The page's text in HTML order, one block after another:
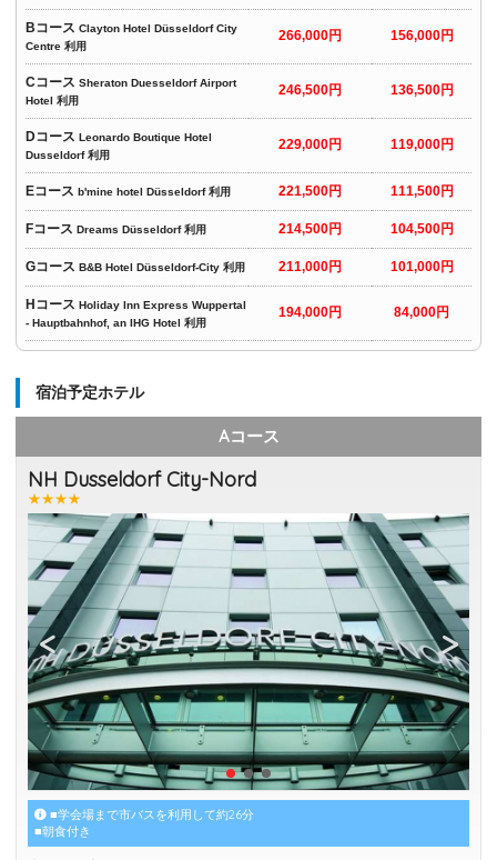
Bコース Clayton Hotel Düsseldorf City
Centre 利用
266,000円 156,000円
Cコース Sheraton Duesseldorf Airport
Hotel 利用
246,500円 136,500円
Dコース Leonardo Boutique Hotel
Dusseldorf 利用
229,000円 119,000円
Eコース b'mine hotel Düsseldorf 利用 221,500円 111,500円
Fコース Dreams Düsseldorf 利用 214,500円 104,500円
Gコース B&B Hotel Düsseldorf-City 利用 211,000円 101,000円
Hコース Holiday Inn Express Wuppertal
- Hauptbahnhof, an IHG Hotel 利用
194,000円 84,000円
宿泊予定ホテル
Aコース
NH Dusseldorf City-Nord
★★★★
■学会場まで市バスを利用して約26分
■朝食付き